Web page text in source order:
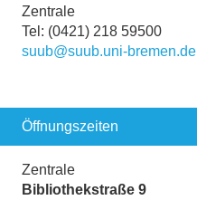
Zentrale
Tel: (0421) 218 59500
suub@suub.uni-bremen.de
Öffnungszeiten
Zentrale
Bibliothekstraße 9